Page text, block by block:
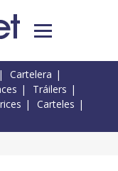
Cartelera
Tráilers
Carteles